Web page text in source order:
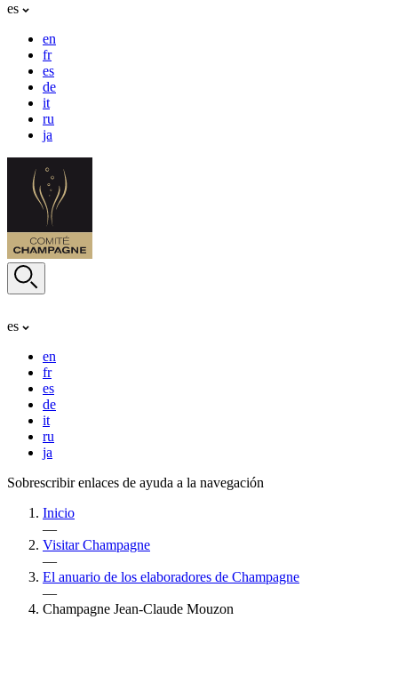
es
en
fr
es
de
it
ru
ja
es
en
fr
es
de
it
ru
ja
Sobrescribir enlaces de ayuda a la navegación
Inicio
—
Visitar Champagne
—
El anuario de los elaboradores de Champagne
—
Champagne Jean-Claude Mouzon